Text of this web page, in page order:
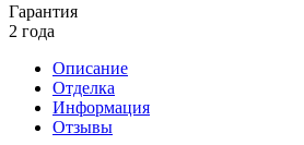
Гарантия
2 года
Описание
Отделка
Информация
Отзывы